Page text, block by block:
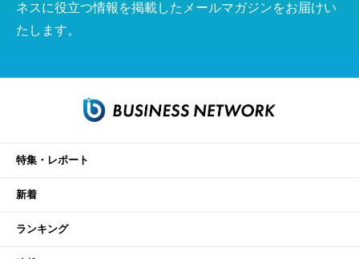
ネスに役立つ情報を掲載したメールマガジンをお届けい
たします。
特集・レポート
新着
ランキング